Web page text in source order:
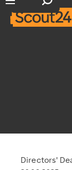
Directors'